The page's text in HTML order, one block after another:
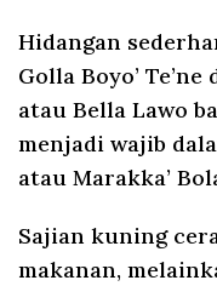
Hidangan
Golla Boyo’
atau Bella Lawo
menjadi wajib
atau Marakka’
Sajian kuning
makanan,